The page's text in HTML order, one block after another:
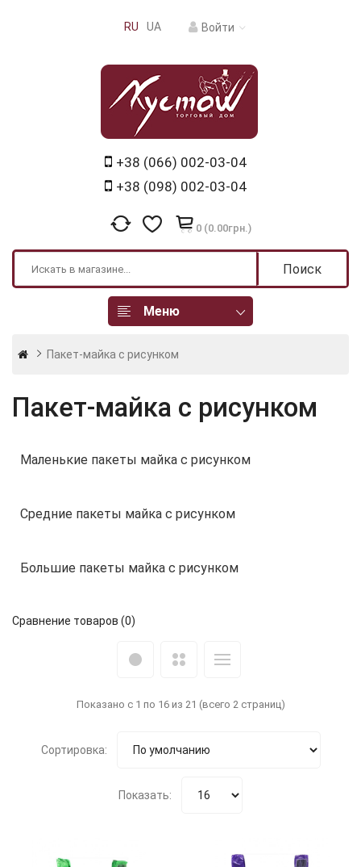
RU UA Войти
+38 (066) 002-03-04
+38 (098) 002-03-04
0 (0.00грн.)
Поиск
Меню
Пакет-майка с рисунком
Пакет-майка с рисунком
Маленькие пакеты майка с рисунком
Средние пакеты майка с рисунком
Большие пакеты майка с рисунком
Сравнение товаров (0)
Показано с 1 по 16 из 21 (всего 2 страниц)
Сортировка:
Показать: